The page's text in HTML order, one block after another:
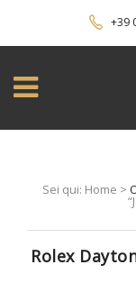
+39
Sei qui: Home >
Rolex